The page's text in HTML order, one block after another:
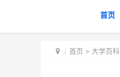
首页
首页 > 大学百科